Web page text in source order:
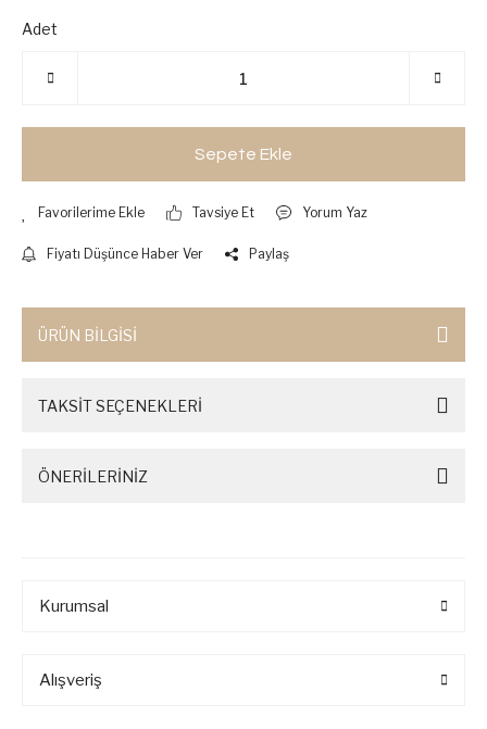
Adet
Sepete Ekle
Tavsiye Et Yorum Yaz
Fiyatı Düşünce Haber Ver Paylaş
ÜRÜN BİLGİSİ
TAKSİT SEÇENEKLERİ
ÖNERİLERİNİZ
Kurumsal
Alışveriş